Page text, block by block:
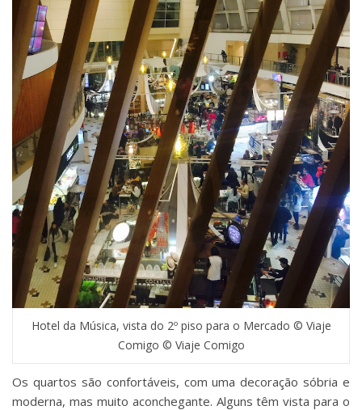
Hotel da Música, vista do 2º piso para o Mercado © Viaje
Comigo © Viaje Comigo
Os quartos são confortáveis, com uma decoração sóbria e
moderna, mas muito aconchegante. Alguns têm vista para o